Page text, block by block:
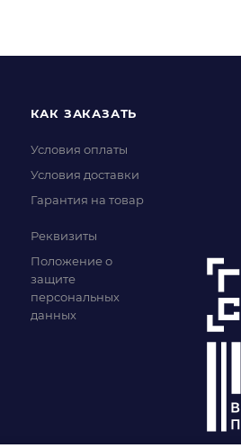
КАК ЗАКАЗАТЬ
Условия оплаты
Условия доставки
Гарантия на товар
Реквизиты
Положение о
защите
персональных
данных